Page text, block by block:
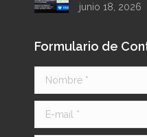
junio 18, 2026
Formulario de
Nombre *
E-mail *